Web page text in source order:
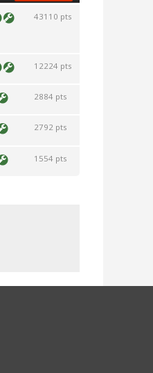
43110 pts
12224 pts
2884 pts
2792 pts
1554 pts